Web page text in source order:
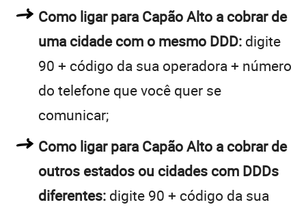
Como ligar para Capão Alto a cobrar de
uma cidade com o mesmo DDD: digite
90 + código da sua operadora + número
do telefone que você quer se
comunicar;
Como ligar para Capão Alto a cobrar de
outros estados ou cidades com DDDs
diferentes: digite 90 + código da sua